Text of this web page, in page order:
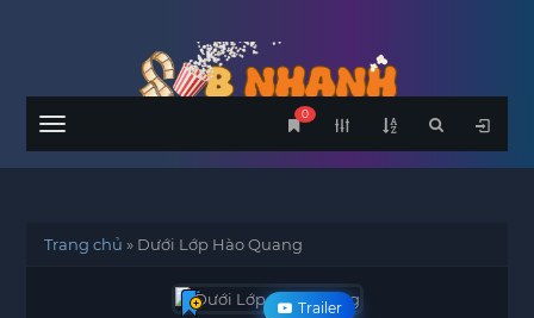
Menu
0
Trang chủ » Dưới Lớp Hào Quang
Trailer